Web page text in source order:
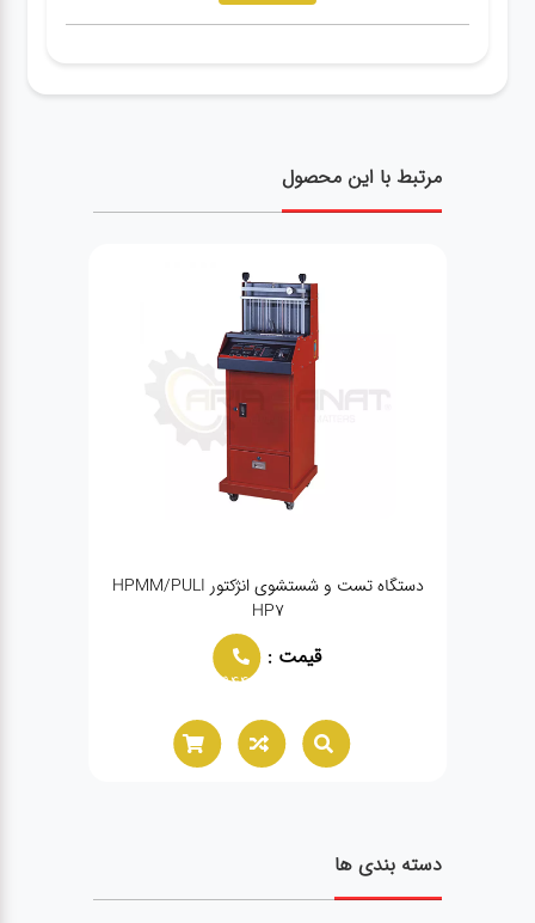
مرتبط با این محصول
دستگاه تست و شستشوی انژکتور HPMM/PULI
HP7
قیمت :
02166021944
دسته بندی ها